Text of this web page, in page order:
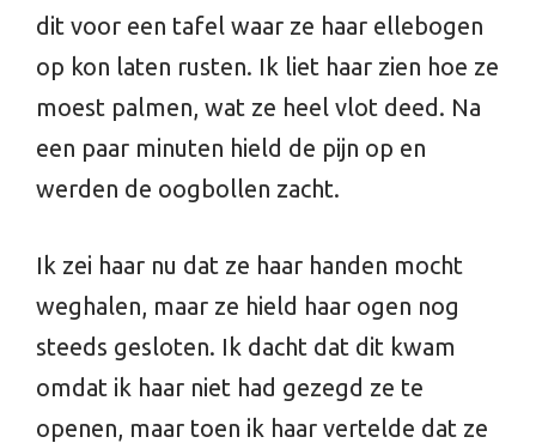
dit voor een tafel waar ze haar ellebogen
op kon laten rusten. Ik liet haar zien hoe ze
moest palmen, wat ze heel vlot deed. Na
een paar minuten hield de pijn op en
werden de oogbollen zacht.
Ik zei haar nu dat ze haar handen mocht
weghalen, maar ze hield haar ogen nog
steeds gesloten. Ik dacht dat dit kwam
omdat ik haar niet had gezegd ze te
openen, maar toen ik haar vertelde dat ze